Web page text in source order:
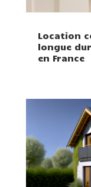
Location
longue
en France